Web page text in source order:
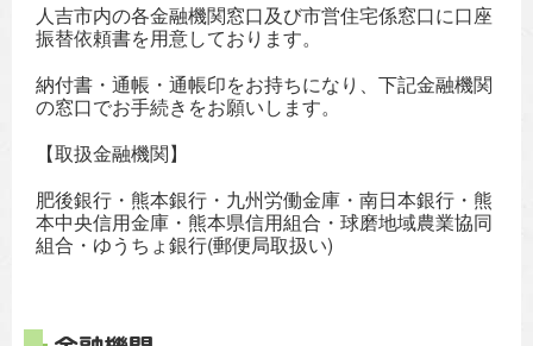
人吉市内の各金融機関窓口及び市営住宅係窓口に口座
振替依頼書を用意しております。
納付書・通帳・通帳印をお持ちになり、下記金融機関
の窓口でお手続きをお願いします。
【取扱金融機関】
肥後銀行・熊本銀行・九州労働金庫・南日本銀行・熊
本中央信用金庫・熊本県信用組合・球磨地域農業協同
組合・ゆうちょ銀行(郵便局取扱い)